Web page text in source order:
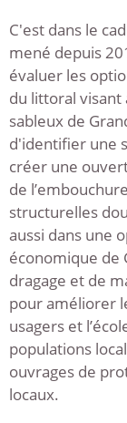
C'est dans le
mené depuis
évaluer les
du littoral visant
sableux de
d'identifier une
créer une
de
structurelles
aussi dans une
économique de
dragage et de
pour améliorer
usagers et
populations
ouvrages de
locaux.